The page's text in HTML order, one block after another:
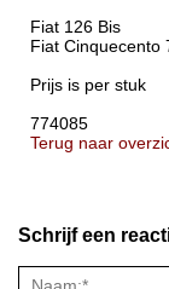
Fiat 126 Bis
Fiat Cinquecento
Prijs is per stuk
774085
Terug naar
Schrijf een